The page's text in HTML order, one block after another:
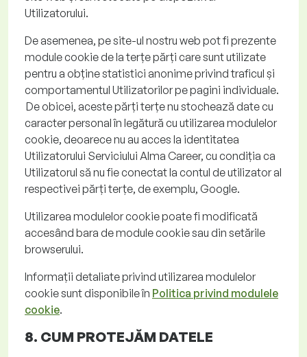
Utilizatorului.
De asemenea, pe site-ul nostru web pot fi prezente
module cookie de la terțe părți care sunt utilizate
pentru a obține statistici anonime privind traficul și
comportamentul Utilizatorilor pe pagini individuale.
De obicei, aceste părți terțe nu stochează date cu
caracter personal în legătură cu utilizarea modulelor
cookie, deoarece nu au acces la identitatea
Utilizatorului Serviciului Alma Career, cu condiția ca
Utilizatorul să nu fie conectat la contul de utilizator al
respectivei părți terțe, de exemplu, Google.
Utilizarea modulelor cookie poate fi modificată
accesând bara de module cookie sau din setările
browserului.
Informații detaliate privind utilizarea modulelor
cookie sunt disponibile în Politica privind modulele
cookie.
8. CUM PROTEJĂM DATELE